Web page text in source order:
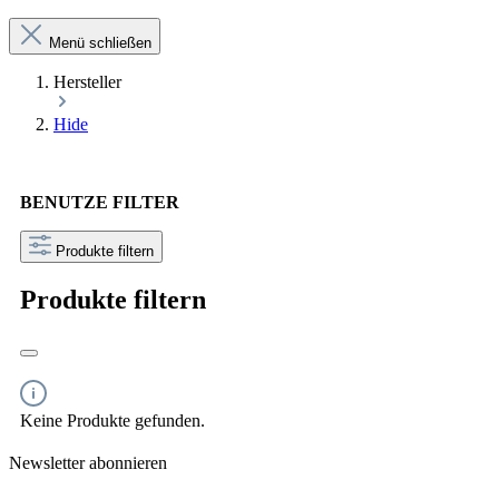
Menü schließen
Hersteller
Hide
BENUTZE FILTER
Produkte filtern
Produkte filtern
Keine Produkte gefunden.
Newsletter abonnieren